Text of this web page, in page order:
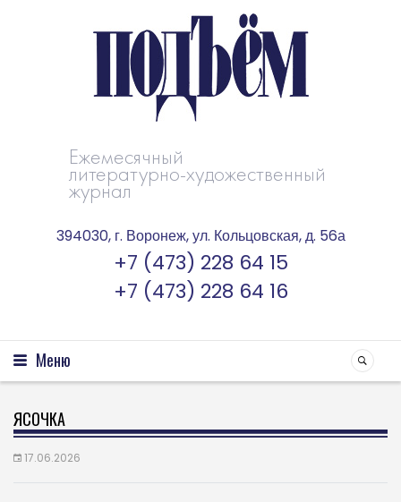
Ежемесячный
литературно-художественный
журнал
394030, г. Воронеж, ул. Кольцовская, д. 56а
+7 (473) 228 64 15
+7 (473) 228 64 16
Меню
ЯСОЧКА
17.06.2026